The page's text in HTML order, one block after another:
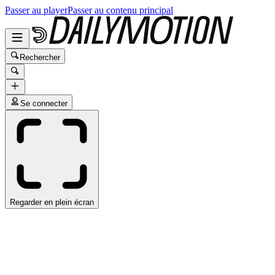
Passer au playerPasser au contenu principal
Rechercher
Se connecter
Regarder en plein écran